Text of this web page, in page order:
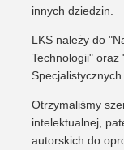
innych dziedzin.
LKS należy do
Technologii" oraz
Otrzymaliśmy
intelektualnej,
autorskich do